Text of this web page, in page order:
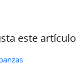
este artículo